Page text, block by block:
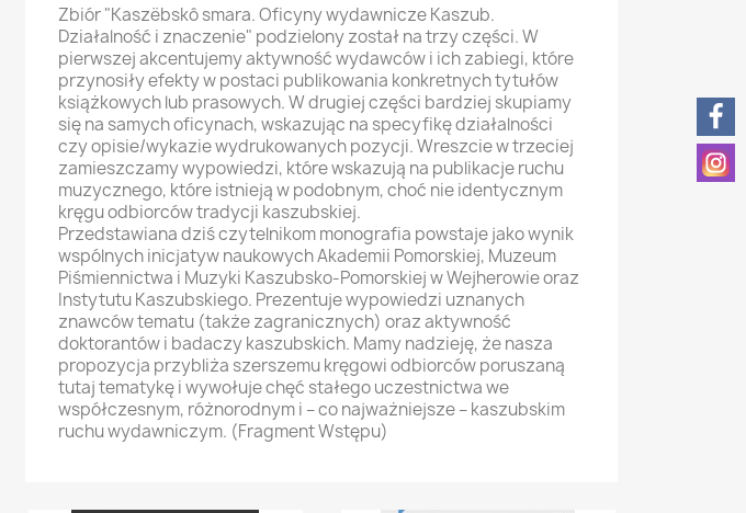
Zbiór "Kaszëbskô smara. Oficyny wydawnicze Kaszub.
Działalność i znaczenie" podzielony został na trzy części. W
pierwszej akcentujemy aktywność wydawców i ich zabiegi, które
przynosiły efekty w postaci publikowania konkretnych tytułów
książkowych lub prasowych. W drugiej części bardziej skupiamy
się na samych oficynach, wskazując na specyfikę działalności
czy opisie/wykazie wydrukowanych pozycji. Wreszcie w trzeciej
zamieszczamy wypowiedzi, które wskazują na publikacje ruchu
muzycznego, które istnieją w podobnym, choć nie identycznym
kręgu odbiorców tradycji kaszubskiej.
Przedstawiana dziś czytelnikom monografia powstaje jako wynik
wspólnych inicjatyw naukowych Akademii Pomorskiej, Muzeum
Piśmiennictwa i Muzyki Kaszubsko-Pomorskiej w Wejherowie oraz
Instytutu Kaszubskiego. Prezentuje wypowiedzi uznanych
znawców tematu (także zagranicznych) oraz aktywność
doktorantów i badaczy kaszubskich. Mamy nadzieję, że nasza
propozycja przybliża szerszemu kręgowi odbiorców poruszaną
tutaj tematykę i wywołuje chęć stałego uczestnictwa we
współczesnym, różnorodnym i – co najważniejsze – kaszubskim
ruchu wydawniczym. (Fragment Wstępu)